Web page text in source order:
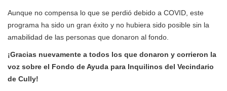
Aunque no compensa lo que se perdió debido a COVID, este
programa ha sido un gran éxito y no hubiera sido posible sin la
amabilidad de las personas que donaron al fondo.
¡Gracias nuevamente a todos los que donaron y corrieron la
voz sobre el Fondo de Ayuda para Inquilinos del Vecindario
de Cully!